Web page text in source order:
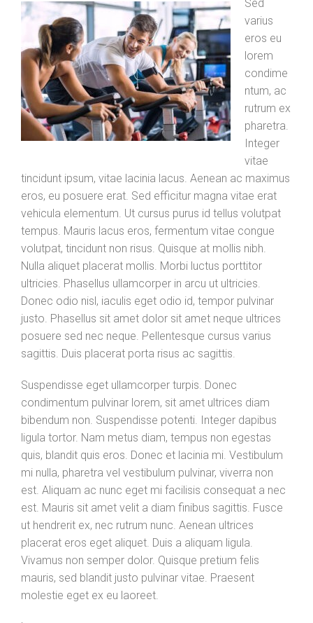
Sed
varius
eros eu
lorem
condime
ntum, ac
rutrum ex
pharetra.
Integer
vitae
tincidunt ipsum, vitae lacinia lacus. Aenean ac maximus
eros, eu posuere erat. Sed efficitur magna vitae erat
vehicula elementum. Ut cursus purus id tellus volutpat
tempus. Mauris lacus eros, fermentum vitae congue
volutpat, tincidunt non risus. Quisque at mollis nibh.
Nulla aliquet placerat mollis. Morbi luctus porttitor
ultricies. Phasellus ullamcorper in arcu ut ultricies.
Donec odio nisl, iaculis eget odio id, tempor pulvinar
justo. Phasellus sit amet dolor sit amet neque ultrices
posuere sed nec neque. Pellentesque cursus varius
sagittis. Duis placerat porta risus ac sagittis.
Suspendisse eget ullamcorper turpis. Donec
condimentum pulvinar lorem, sit amet ultrices diam
bibendum non. Suspendisse potenti. Integer dapibus
ligula tortor. Nam metus diam, tempus non egestas
quis, blandit quis eros. Donec et lacinia mi. Vestibulum
mi nulla, pharetra vel vestibulum pulvinar, viverra non
est. Aliquam ac nunc eget mi facilisis consequat a nec
est. Mauris sit amet velit a diam finibus sagittis. Fusce
ut hendrerit ex, nec rutrum nunc. Aenean ultrices
placerat eros eget aliquet. Duis a aliquam ligula.
Vivamus non semper dolor. Quisque pretium felis
mauris, sed blandit justo pulvinar vitae. Praesent
molestie eget ex eu laoreet.